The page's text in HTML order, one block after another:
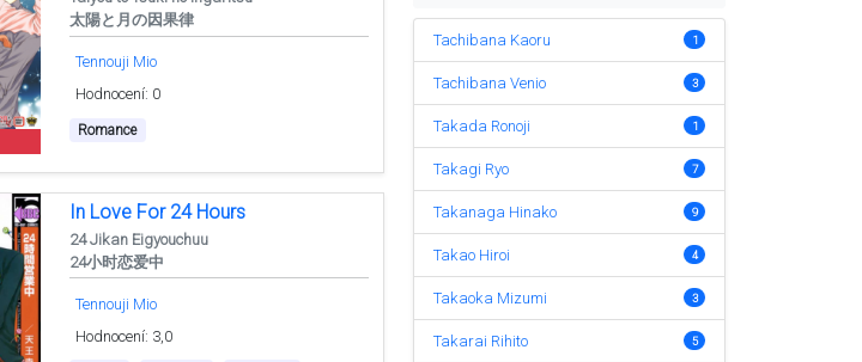
太陽と月の因果律
Tennouji Mio
Hodnocení: 0
Romance
In Love For 24 Hours
24 Jikan Eigyouchuu
24小时恋爱中
Tennouji Mio
Hodnocení: 3,0
Tachibana Kaoru 1
Tachibana Venio 3
Takada Ronoji 1
Takagi Ryo 7
Takanaga Hinako 9
Takao Hiroi 4
Takaoka Mizumi 3
Takarai Rihito 5